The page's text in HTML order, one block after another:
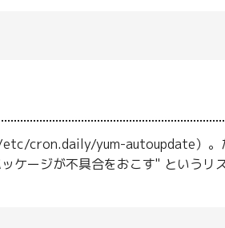
etc/cron.daily/yum-autoupdate）。
ケージが不具合をおこす" というリ